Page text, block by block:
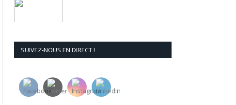
SUIVEZ-NOUS EN DIRECT !